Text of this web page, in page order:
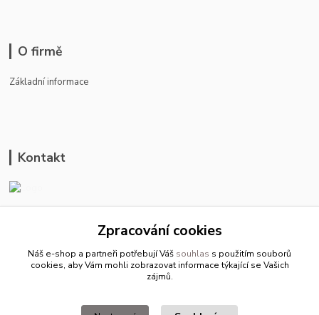
O firmě
Základní informace
Kontakt
+420 799 500 769
pracovní dny 8-11hod.,13-15hod.
Zpracování cookies
Náš e-shop a partneři potřebují Váš souhlas s použitím souborů
cookies, aby Vám mohli zobrazovat informace týkající se Vašich
zájmů.